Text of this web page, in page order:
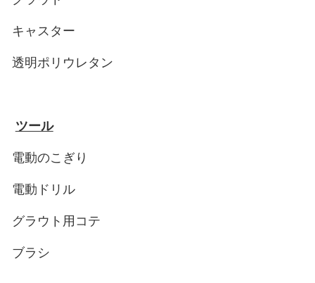
キャスター
透明ポリウレタン
ツール
電動のこぎり
電動ドリル
グラウト用コテ
ブラシ